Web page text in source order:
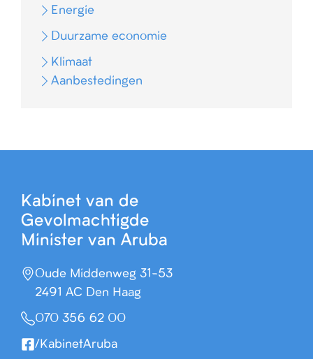
Energie
Duurzame economie
Klimaat
Aanbestedingen
Kabinet van de
Gevolmachtigde
Minister van Aruba
Oude Middenweg 31-53
2491 AC Den Haag
070 356 62 00
/KabinetAruba